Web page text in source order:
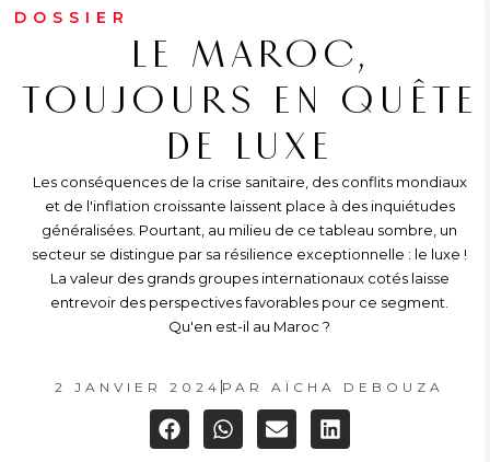
DOSSIER
LE MAROC,
TOUJOURS EN QUÊTE
DE LUXE
Les conséquences de la crise sanitaire, des conflits mondiaux
et de l'inflation croissante laissent place à des inquiétudes
généralisées. Pourtant, au milieu de ce tableau sombre, un
secteur se distingue par sa résilience exceptionnelle : le luxe !
La valeur des grands groupes internationaux cotés laisse
entrevoir des perspectives favorables pour ce segment.
Qu'en est-il au Maroc ?
2 JANVIER 2024 PAR AÏCHA DEBOUZA